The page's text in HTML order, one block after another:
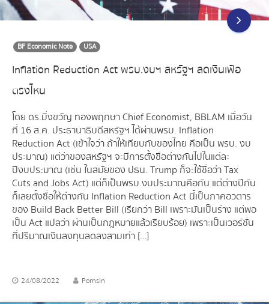
BF Economic Note USA
Inflation Reduction Act พรบ.งบฯ สหรัฐฯ ลดเงินเฟ้อ
ตรงไหน
โดย ดร.มิ่งขวัญ ทองพฤกษา Chief Economist, BBLAM เมื่อวัน
ที่ 16 ส.ค. ประธานาธิบดีสหรัฐฯ ได้ผ่านพรบ. Inflation
Reduction Act (เข้าใจว่า ถ้าให้เทียบกับของไทย คือเป็น พรบ. งบ
ประมาณ) แต่ว่าของสหรัฐฯ จะมีการตั้งชื่อต่างกันไปในแต่ละ
ปีงบประมาณ (เช่น ในสมัยของ ปธน. Trump ก็จะใช้ชื่อว่า Tax
Cuts and Jobs Act) แต่ก็เป็นพรบ.งบประมาณคือกัน แต่ต่างปีกัน
ก็เลยตั้งชื่อให้ต่างกัน Inflation Reduction Act นี้เป็นภาคอวตาร
ของ Build Back Better Bill (เรียกว่า Bill เพราะมันเป็นร่าง แต่พอ
เป็น Act แปลว่า ผ่านเป็นกฎหมายแล้วเรียบร้อย) เพราะเป็นเวอร์ชั่น
ที่ปริมาณเงินลงทุนลดลงสามเท่า […]
24/08/2022 Pornsin